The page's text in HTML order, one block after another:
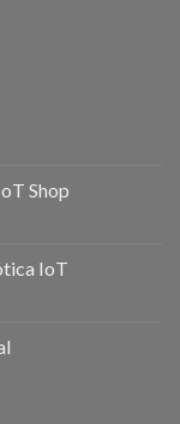
Shop
IoT